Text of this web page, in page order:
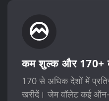
कम शुल्क और 170+
170 से अधिक देशों में
खरीदें। जेम वॉलेट कई ऑन-